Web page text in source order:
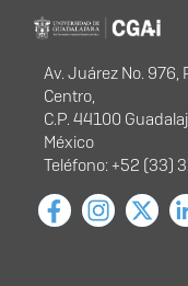
portal
Av. Juárez No. 976,
Centro,
C.P. 44100
México
Teléfono: +52 (33)